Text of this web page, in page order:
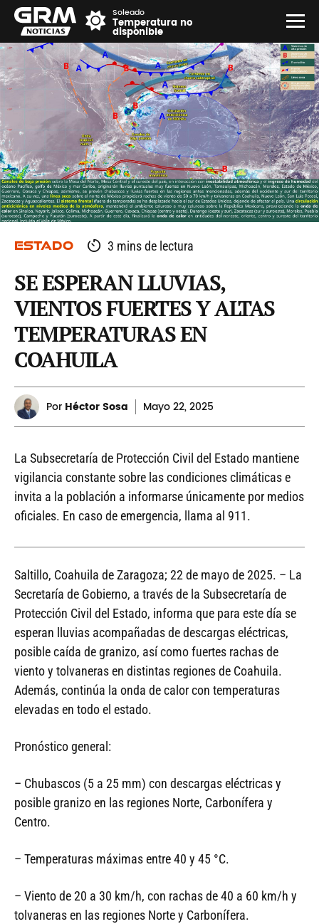
Soleado
Temperatura no
disponible
ESTADO 3 mins de lectura
SE ESPERAN LLUVIAS,
VIENTOS FUERTES Y ALTAS
TEMPERATURAS EN
COAHUILA
Por Héctor Sosa Mayo22, 2025
La Subsecretaría de Protección Civil del Estado mantiene
vigilancia constante sobre las condiciones climáticas e
invita a la población a informarse únicamente por medios
oficiales. En caso de emergencia, llama al 911.
Saltillo, Coahuila de Zaragoza; 22 de mayo de 2025. – La
Secretaría de Gobierno, a través de la Subsecretaría de
Protección Civil del Estado, informa que para este día se
esperan lluvias acompañadas de descargas eléctricas,
posible caída de granizo, así como fuertes rachas de
viento y tolvaneras en distintas regiones de Coahuila.
Además, continúa la onda de calor con temperaturas
elevadas en todo el estado.
Pronóstico general:
– Chubascos (5 a 25 mm) con descargas eléctricas y
posible granizo en las regiones Norte, Carbonífera y
Centro.
– Temperaturas máximas entre 40 y 45 °C.
– Viento de 20 a 30 km/h, con rachas de 40 a 60 km/h y
tolvaneras en las regiones Norte y Carbonífera.